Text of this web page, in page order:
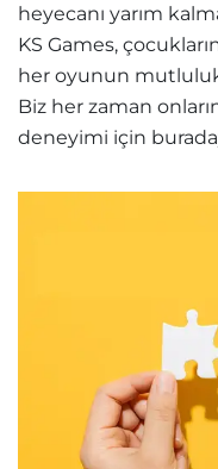
heyecanı yarım
KS Games,
her oyunun
Biz her zaman
deneyimi için